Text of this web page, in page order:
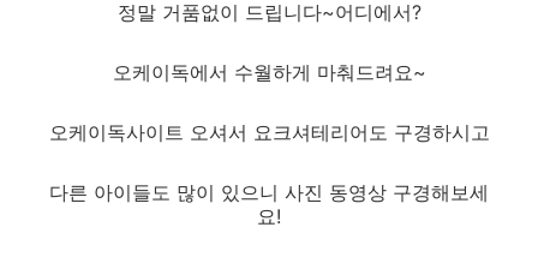
정말 거품없이 드립니다~어디에서?
오케이독에서 수월하게 마춰드려요~
오케이독사이트 오셔서 요크셔테리어도 구경하시고
다른 아이들도 많이 있으니 사진 동영상 구경해보세
요!